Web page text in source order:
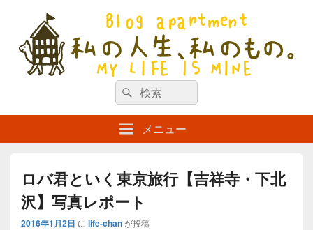
私の人生、私のもの。【新館】
検
索
対
象:
検
索
メニュー
ロバ君といく東京旅行【吉祥寺・下北
沢】写真レポート
2016年1月2日 に life-chanが投稿